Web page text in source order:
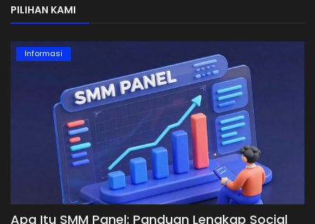
PILIHAN KAMI
Informasi
Apa Itu SMM Panel: Panduan Lengkap Social